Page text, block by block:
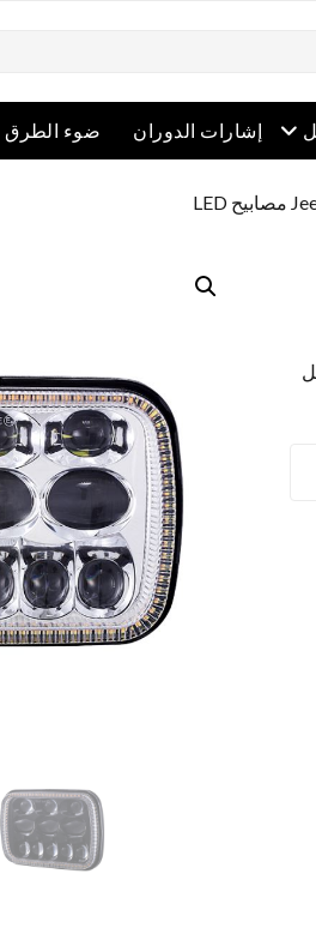
إشارات الدوران ضوء الطرق
افتح القائمة